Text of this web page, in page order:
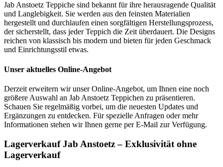
Jab Anstoetz Teppiche sind bekannt für ihre herausragende Qualität
und Langlebigkeit. Sie werden aus den feinsten Materialien
hergestellt und durchlaufen einen sorgfältigen Herstellungsprozess,
der sicherstellt, dass jeder Teppich die Zeit überdauert. Die Designs
reichen von klassisch bis modern und bieten für jeden Geschmack
und Einrichtungsstil etwas.
Unser aktuelles Online-Angebot
Derzeit erweitern wir unser Online-Angebot, um Ihnen eine noch
größere Auswahl an Jab Anstoetz Teppichen zu präsentieren.
Schauen Sie regelmäßig vorbei, um die neuesten Updates und
Ergänzungen zu entdecken. Für spezielle Anfragen oder mehr
Informationen stehen wir Ihnen gerne per E-Mail zur Verfügung.
Lagerverkauf Jab Anstoetz – Exklusivität ohne
Lagerverkauf